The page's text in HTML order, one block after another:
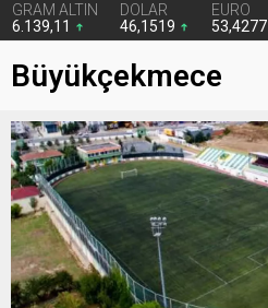
GRAM ALTIN
6.139,11
DOLAR
46,1519
EURO
53,4277
Büyükçekmece